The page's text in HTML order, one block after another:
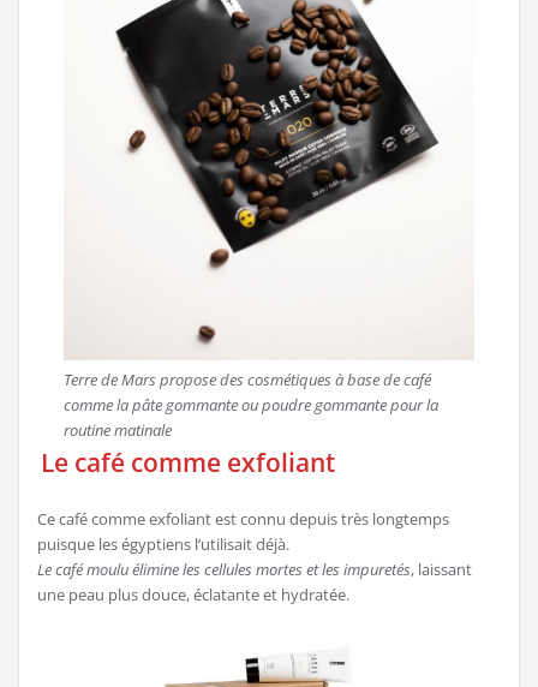
Terre de Mars propose des cosmétiques à base de café
comme la pâte gommante ou poudre gommante pour la
routine matinale
Le café comme exfoliant
Ce café comme exfoliant est connu depuis très longtemps
puisque les égyptiens l’utilisait déjà.
Le café moulu élimine les cellules mortes et les impuretés, laissant
une peau plus douce, éclatante et hydratée.